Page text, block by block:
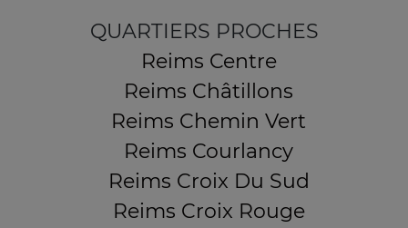
QUARTIERS PROCHES
Reims Centre
Reims Châtillons
Reims Chemin Vert
Reims Courlancy
Reims Croix Du Sud
Reims Croix Rouge